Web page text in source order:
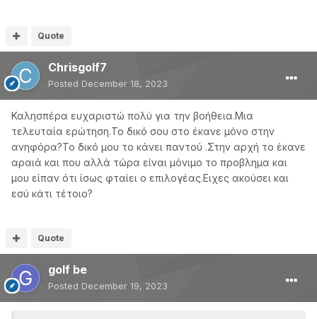
Quote
Chrisgolf7
Posted December 18, 2023
Καλησπέρα ευχαριστώ πολύ για την βοήθεια.Μια
τελευταία ερώτηση.Το δικό σου στο έκανε μόνο στην
ανηφόρα?Το δικό μου το κάνει παντού .Στην αρχή το έκανε
αραιά και που αλλά τώρα είναι μόνιμο το προβλημα και
μου είπαν ότι ίσως φταίει ο επιλογέας.Ειχες ακούσει και
εσύ κάτι τέτοιο?
Quote
golf be
Posted December 19, 2023